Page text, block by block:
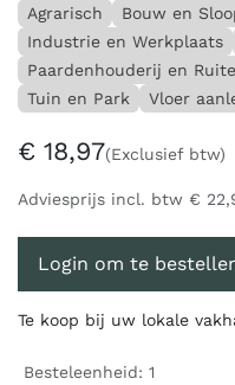
Agrarisch Bouw en
Industrie en Werkplaats
Paardenhouderij en
Tuin en Park
Vloer
€ 18,97(Exclusief btw)
Adviesprijs incl. btw €
Login om te
Te koop bij uw lokale
Besteleenheid: 1